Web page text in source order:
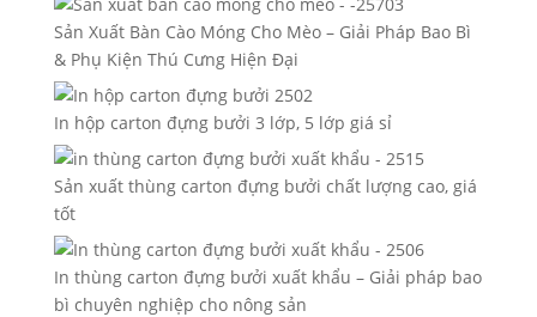
Sản Xuất Bàn Cào Móng Cho Mèo – Giải Pháp Bao Bì
& Phụ Kiện Thú Cưng Hiện Đại
In hộp carton đựng bưởi 3 lớp, 5 lớp giá sỉ
Sản xuất thùng carton đựng bưởi chất lượng cao, giá
tốt
In thùng carton đựng bưởi xuất khẩu – Giải pháp bao
bì chuyên nghiệp cho nông sản